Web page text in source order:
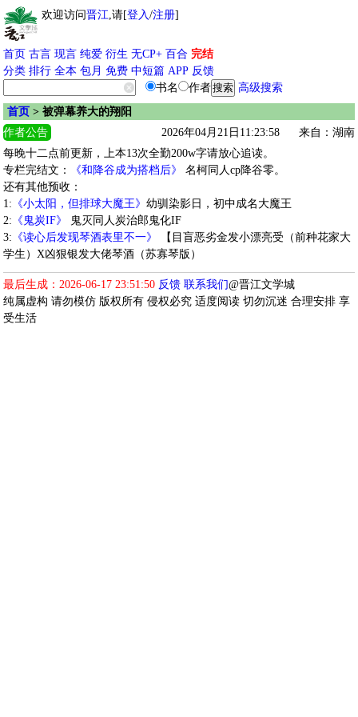
欢迎访问晋江,请[登入/注册]
首页 古言 现言 纯爱 衍生 无CP+ 百合 完结
分类 排行 全本 包月 免费 中短篇 APP 反馈
书名
作者
高级搜索
首页 > 被弹幕养大的翔阳
作者公告
2026年04月21日11:23:58
来自：湖南
每晚十二点前更新，上本13次全勤200w字请放心追读。
专栏完结文：
《和降谷成为搭档后》
名柯同人cp降谷零。
还有其他预收：
1: 《小太阳，但排球大魔王》 幼驯染影日，初中成名大魔王
2: 《鬼炭IF》
鬼灭同人炭治郎鬼化IF
3: 《读心后发现琴酒表里不一》
【目盲恶劣金发小漂亮受（前种花家大
学生）X凶狠银发大佬琴酒（苏寡琴版）
最后生成：2026-06-17 23:51:50 反馈 联系我们@晋江文学城
纯属虚构 请勿模仿 版权所有 侵权必究 适度阅读 切勿沉迷 合理安排 享
受生活